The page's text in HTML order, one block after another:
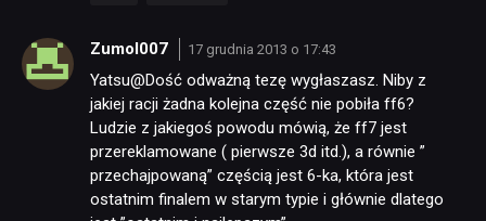
Zumol007 17 grudnia 2013 o 17:43
Yatsu@Dość odważną tezę wygłaszasz. Niby z
jakiej racji żadna kolejna część nie pobiła ff6?
Ludzie z jakiegoś powodu mówią, że ff7 jest
przereklamowane ( pierwsze 3d itd.), a równie ”
przechajpowaną” częścią jest 6-ka, która jest
ostatnim finalem w starym typie i głównie dlatego